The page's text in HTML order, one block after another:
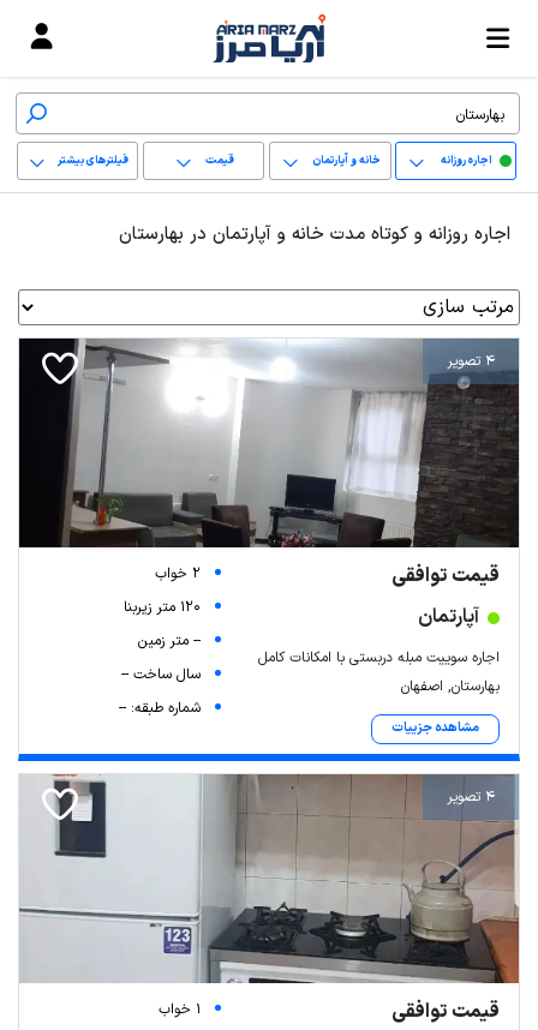
اجاره روزانه خانه و آپارتمان قیمت فیلترهای بیشتر
پاک کردن محدوده
انتخابی
اجاره روزانه و کوتاه مدت خانه و آپارتمان در بهارستان
4 تصویر
قیمت توافقی
آپارتمان
اجاره سوییت مبله دربستی با امکانات کامل
بهارستان, اصفهان
مشاهده جزییات
2 خواب
120 متر زیربنا
-- متر زمین
سال ساخت --
شماره طبقه: --
4 تصویر
قیمت توافقی
1 خواب